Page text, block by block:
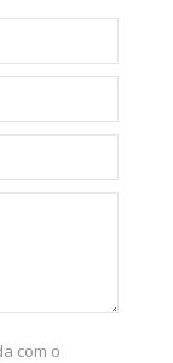
com o